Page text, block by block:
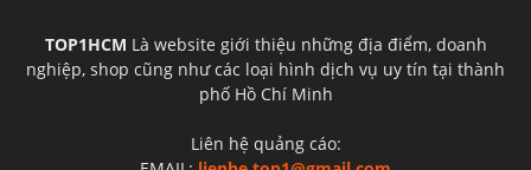
TOP1HCM Là website giới thiệu những địa điểm, doanh
nghiệp, shop cũng như các loại hình dịch vụ uy tín tại thành
phố Hồ Chí Minh
Liên hệ quảng cáo: